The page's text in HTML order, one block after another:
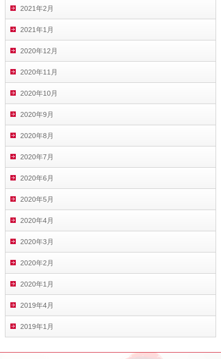
2021年2月
2021年1月
2020年12月
2020年11月
2020年10月
2020年9月
2020年8月
2020年7月
2020年6月
2020年5月
2020年4月
2020年3月
2020年2月
2020年1月
2019年4月
2019年1月